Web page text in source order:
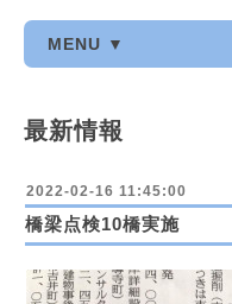
MENU ▼
最新情報
2022-02-16 11:45:00
橋梁点検10橋実施